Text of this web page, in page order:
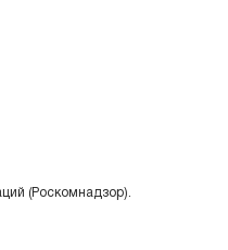
(Роскомнадзор).